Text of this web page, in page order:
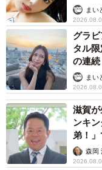
まい
グラ
タル
の連続
まい
滋賀
ンキ
弟！
森岡